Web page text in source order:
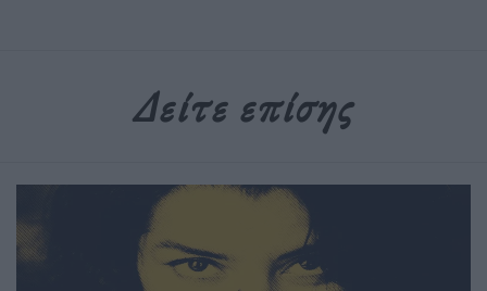
Δείτε επίσης